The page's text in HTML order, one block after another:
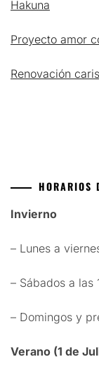
Hakuna
Proyecto amor
Renovación
HORARIOS
Invierno
– Lunes a
– Sábados a
– Domingos y
Verano (1 de